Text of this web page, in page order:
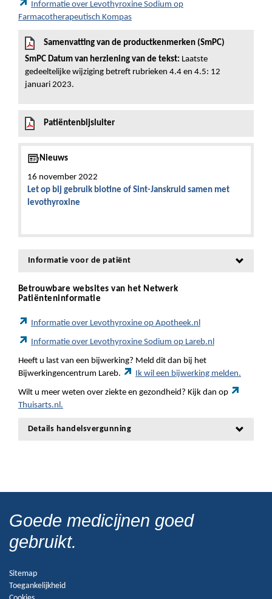
Informatie over Levothyroxine Sodium op
Farmacotherapeutisch Kompas
Samenvatting van de productkenmerken (SmPC)
SmPC Datum van herziening van de tekst: Laatste
gedeeltelijke wijziging betreft rubrieken 4.4 en 4.5: 12
januari 2023.
Patiëntenbijsluiter
Nieuws
16 november 2022
Let op bij gebruik biotine of Sint-Janskruid samen met
levothyroxine
Informatie voor de patiënt
Betrouwbare websites van het Netwerk
Patiënteninformatie
Informatie over Levothyroxine op Apotheek.nl
Informatie over Levothyroxine Sodium op Lareb.nl
Heeft u last van een bijwerking? Meld dit dan bij het
Bijwerkingencentrum Lareb.
Ik wil een bijwerking melden.
Wilt u meer weten over ziekte en gezondheid? Kijk dan op
Thuisarts.nl.
Details handelsvergunning
Goede medicijnen goed
gebruikt.
Sitemap
Toegankelijkheid